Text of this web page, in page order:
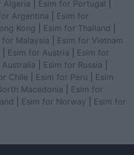
Algeria Esim for Portugal
Argentina
Esim for
Kong Esim for Thailand
for Malaysia
Esim for Vietnam
Esim for Austria
Esim for
Esim for Russia
Chile Esim for Peru
Esim
Macedonia
Esim for
Esim for Norway
Esim for